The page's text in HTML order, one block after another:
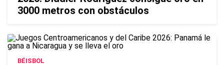
3000 metros con obstáculos
BÉISBOL